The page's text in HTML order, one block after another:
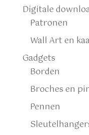
Digitale
Patronen
Wall Art en
Gadgets
Borden
Broches en
Pennen